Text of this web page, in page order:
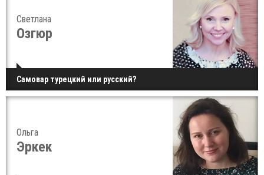
Светлана
Озгюр
Самовар турецкий или русский?
Ольга
Эркек